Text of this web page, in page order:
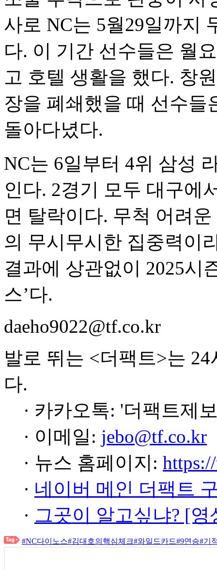
사로 NC는 5월29일까지
다. 이 기간 선수들은 월
고 호텔 생활을 했다. 창
장을 폐쇄했을 때 선수들
돌아다녔다.
NC는 6일부터 4위 삼성
인다. 2경기 모두 대구에
면 탈락이다. 무척 어려
의 무시무시한 집중력이
결과에 상관없이 2025시
스’다.
daeho9022@tf.co.kr
발로 뛰는 <더팩트>는
다.
· 카카오톡: '더팩트제
· 이메일: jebo@tf.co.kr
· 뉴스 홈페이지:
· 네이버 메인 더팩트
· 그곳이 알고싶냐? [
#NC다이노스#김대호의핵심체크#와일드카드#9연승#기